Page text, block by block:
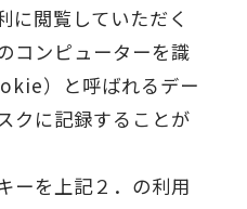
に閲覧していただく
コンピューターを識
）と呼ばれるデー
クに記録することが
ーを上記２．の利用